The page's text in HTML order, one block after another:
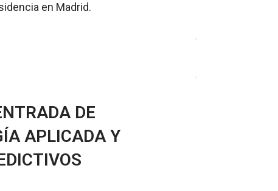
en Madrid.
DE
APLICADA Y